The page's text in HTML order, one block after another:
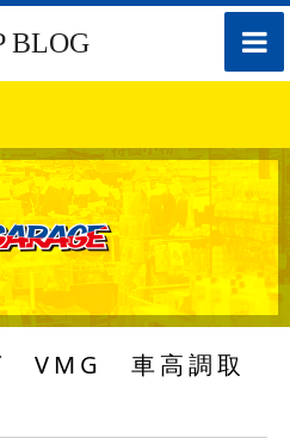
toggle
BLOG
VMG 車高調取